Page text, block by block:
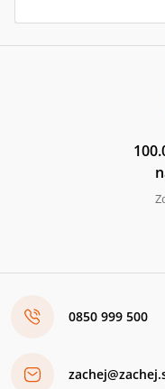
0850 999 500